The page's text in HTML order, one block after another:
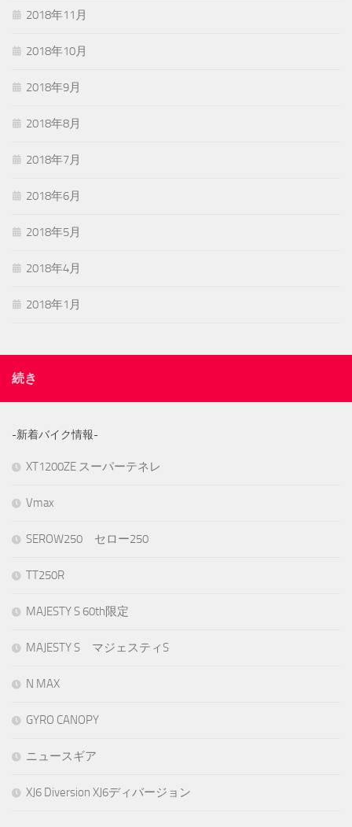
2018年11月
2018年10月
2018年9月
2018年8月
2018年7月
2018年6月
2018年5月
2018年4月
2018年1月
続き
-新着バイク情報-
XT1200ZE スーパーテネレ
Vmax
SEROW250 セロー250
TT250R
MAJESTY S 60th限定
MAJESTY S マジェスティS
N MAX
GYRO CANOPY
ニュースギア
XJ6 Diversion XJ6ディバージョン